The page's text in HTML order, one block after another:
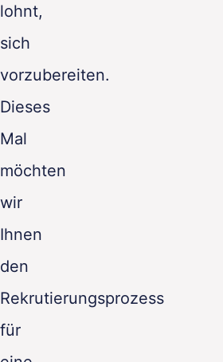
lohnt,
sich
vorzubereiten.
Dieses
Mal
möchten
wir
Ihnen
den
Rekrutierungsprozess
für